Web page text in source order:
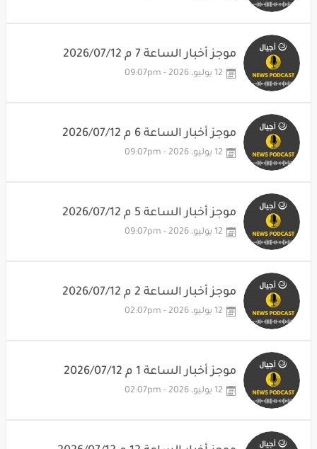
موجز أخبار الساعة 7 م 2026/07/12
12 يوليو، 2026 - 09:07pm
موجز أخبار الساعة 6 م 2026/07/12
12 يوليو، 2026 - 09:07pm
موجز أخبار الساعة 5 م 2026/07/12
12 يوليو، 2026 - 09:07pm
موجز أخبار الساعة 2 م 2026/07/12
12 يوليو، 2026 - 02:07pm
موجز أخبار الساعة 1 م 2026/07/12
12 يوليو، 2026 - 02:07pm